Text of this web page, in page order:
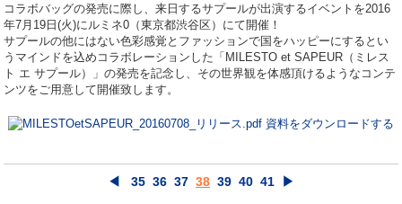
コラボバッグの発売に際し、来日するサプールが出演するイベントを2016
年7月19日(火)にルミネ0（東京都渋谷区）にて開催！
サプールの他にはない色彩感覚とファッションで国をハッピーにするとい
うマインドを込めコラボレーションした「MILESTO et SAPEUR（ミレス
ト エ サプール）」の発売を記念し、その世界観を体感頂けるようなコンテ
ンツをご用意して開催致します。
資料をダウンロードする
◀ 35 36 37 38 39 40 41 ▶